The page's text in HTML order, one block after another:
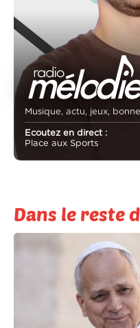
Musique, actu, jeux,
Ecoutez en direct :
Place aux Sports
Dans le reste